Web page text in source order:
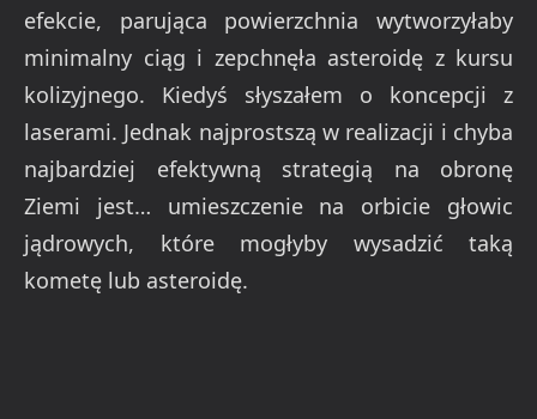
efekcie, parująca powierzchnia wytworzyłaby
minimalny ciąg i zepchnęła asteroidę z kursu
kolizyjnego. Kiedyś słyszałem o koncepcji z
laserami. Jednak najprostszą w realizacji i chyba
najbardziej efektywną strategią na obronę
Ziemi jest… umieszczenie na orbicie głowic
jądrowych, które mogłyby wysadzić taką
kometę lub asteroidę.